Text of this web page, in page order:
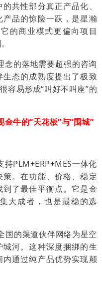
共性部分真正产品化、
品的惊险一跃，是星瀚
它的商业模式更偏向项目
念的落地需要超强的咨询
态的成熟度提出了极致
容易形成“叫好不叫座”的
牛的“天花板”与“围城”
PLM+ERP+MES一体化
策。在功能、价格、稳定
了最佳平衡点。它是金
大成者，也是最稳的选
国的渠道伙伴网络为星空
河。这种深度捆绑的生
通过纯产品优势实现颠